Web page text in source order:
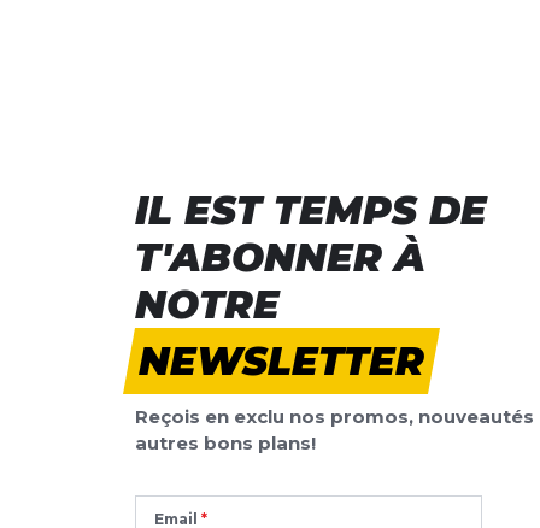
IL EST TEMPS DE
T'ABONNER À
NOTRE
NEWSLETTER
Reçois en exclu nos promos, nouveautés
autres bons plans!
Email